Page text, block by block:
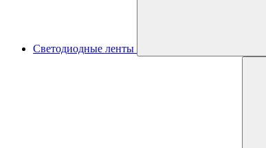
Светодиодные ленты